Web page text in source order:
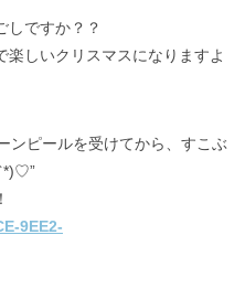
しですか？？
しいクリスマスになりますよ
ンピールを受けてから、すこぶ